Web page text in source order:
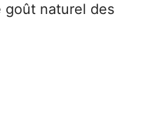
goût naturel des